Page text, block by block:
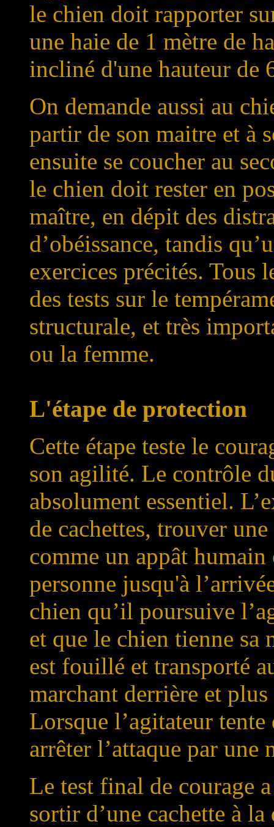
le chien doit rapporter
une haie de 1 mètre de
incliné d'une hauteur de
On demande aussi au
partir de son maitre et à
ensuite se coucher au
le chien doit rester en
maître, en dépit des
d’obéissance, tandis
exercices précités. Tous
des tests sur le
structurale, et très
ou la femme.
L'étape de protection
Cette étape teste le
son agilité. Le contrôle
absolument essentiel.
de cachettes, trouver
comme un appât
personne jusqu'à
chien qu’il poursuive
et que le chien tienne sa
est fouillé et transporté
marchant derrière et
Lorsque l’agitateur
arrêter l’attaque par une
Le test final de courage
sortir d’une cachette à